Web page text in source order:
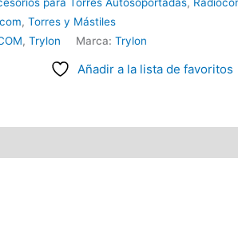
para Torres Autosoportadas,
, Torres y Mástiles
, Trylon Marca: Trylon
Añadir a la lista de favoritos